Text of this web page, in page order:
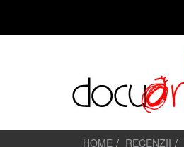
HOME RECENZII